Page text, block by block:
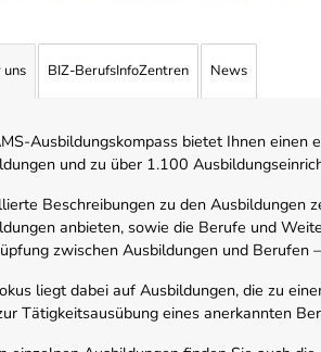
uns BIZ-BerufsInfoZentren News
Ausbildungskompass bietet Ihnen einen
und zu über 1.100
Beschreibungen zu den Ausbildungen
anbieten, sowie die Berufe und
zwischen Ausbildungen und Berufen
liegt dabei auf Ausbildungen, die zu
Tätigkeitsausübung eines anerkannten